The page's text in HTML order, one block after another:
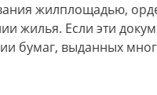
жилплощадью,
жилья. Если эти
бумаг, выданных